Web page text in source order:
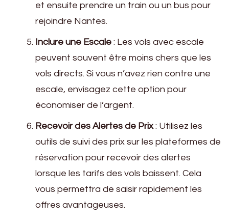
et ensuite prendre un train ou un bus pour
rejoindre Nantes.
Inclure une Escale : Les vols avec escale
peuvent souvent être moins chers que les
vols directs. Si vous n’avez rien contre une
escale, envisagez cette option pour
économiser de l’argent.
Recevoir des Alertes de Prix: Utilisez les
outils de suivi des prix sur les plateformes de
réservation pour recevoir des alertes
lorsque les tarifs des vols baissent. Cela
vous permettra de saisir rapidement les
offres avantageuses.